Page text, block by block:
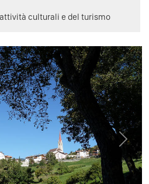
culturali e del turismo
Next